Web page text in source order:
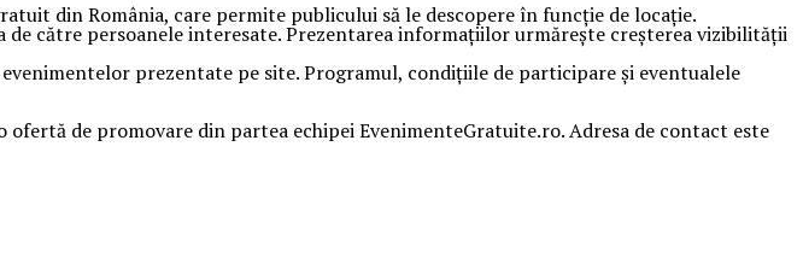
din România, care permite publicului să le descopere în funcție de locație.
către persoanele interesate. Prezentarea informațiilor urmărește creșterea vizibilității
prezentate pe site. Programul, condițiile de participare și eventualele
de promovare din partea echipei EvenimenteGratuite.ro. Adresa de contact este